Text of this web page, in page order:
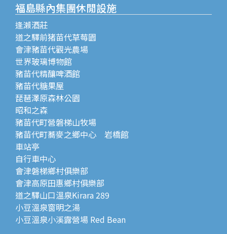
福島縣內集團休閒設施
逢瀨酒莊
道之驛前猪苗代草莓園
會津豬苗代觀光農場
世界玻璃博物館
豬苗代精釀啤酒館
豬苗代糖果屋
琵琶澤原森林公園
昭和之森
豬苗代町營磐梯山牧場
豬苗代町蕎麥之鄉中心 岩橋館
車站亭
自行車中心
會津磐梯鄉村俱樂部
會津高原田惠鄉村俱樂部
道之驛山口溫泉Kirara 289
小豆溫泉窗明之湯
小豆溫泉小溪露營場 Red Bean